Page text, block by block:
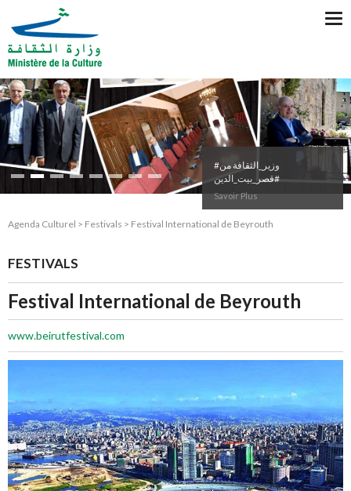
#وزير_الثقافة من
#قصر_بيت_الدين
Savoir Plus
Agenda Culturel > Festivals > Festival International de Beyrouth
FESTIVALS
Festival International de Beyrouth
www.beirutfestival.com